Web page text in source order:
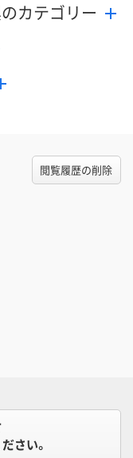
カテゴリー
閲覧履歴の削除
さい。